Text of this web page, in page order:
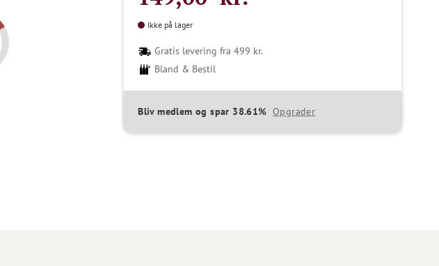
Gratis levering fra 499 kr.
Bland & Bestil
Ikke på lager
Bliv medlem og spar 38.61% Opgrader